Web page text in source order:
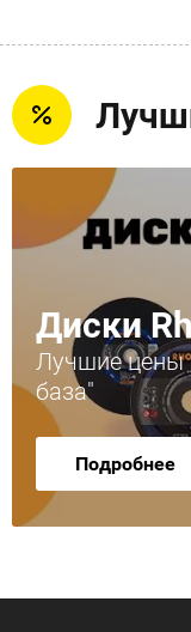
Диски
Лучшие цены
база"
Подробнее